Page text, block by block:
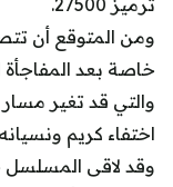
ترميز 27500.
ومن المتوقع أن
خاصة بعد المفاجأة
والتي قد تغير
اختفاء كريم
وقد لاقى المسلسل